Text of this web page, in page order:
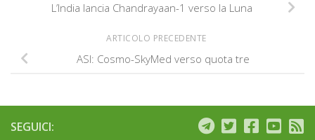
L’India lancia Chandrayaan-1 verso la Luna
ARTICOLO PRECEDENTE
ASI: Cosmo-SkyMed verso quota tre
SEGUICI: